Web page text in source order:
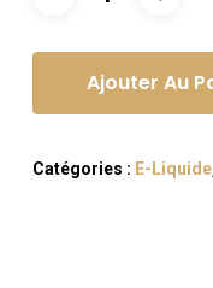
Ajouter Au
Catégories : E-Liquide